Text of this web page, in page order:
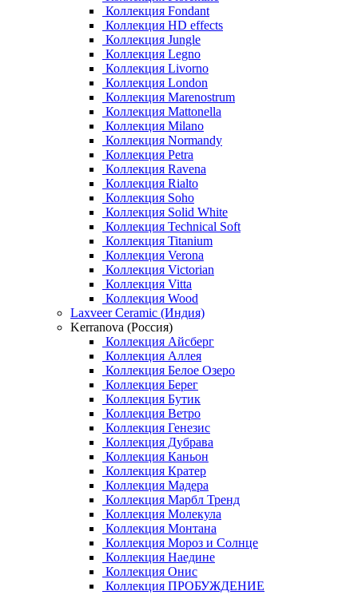
Коллекция Fondant
Коллекция HD effects
Коллекция Jungle
Коллекция Legno
Коллекция Livorno
Коллекция London
Коллекция Marenostrum
Коллекция Mattonella
Коллекция Milano
Коллекция Normandy
Коллекция Petra
Коллекция Ravena
Коллекция Rialto
Коллекция Soho
Коллекция Solid White
Коллекция Technical Soft
Коллекция Titanium
Коллекция Verona
Коллекция Victorian
Коллекция Vitta
Коллекция Wood
Laxveer Ceramic (Индия)
Kerranova (Россия)
Коллекция Айсберг
Коллекция Аллея
Коллекция Белое Озеро
Коллекция Берег
Коллекция Бутик
Коллекция Ветро
Коллекция Генезис
Коллекция Дубрава
Коллекция Каньон
Коллекция Кратер
Коллекция Мадера
Коллекция Марбл Тренд
Коллекция Молекула
Коллекция Монтана
Коллекция Мороз и Солнце
Коллекция Наедине
Коллекция Онис
Коллекция ПРОБУЖДЕНИЕ